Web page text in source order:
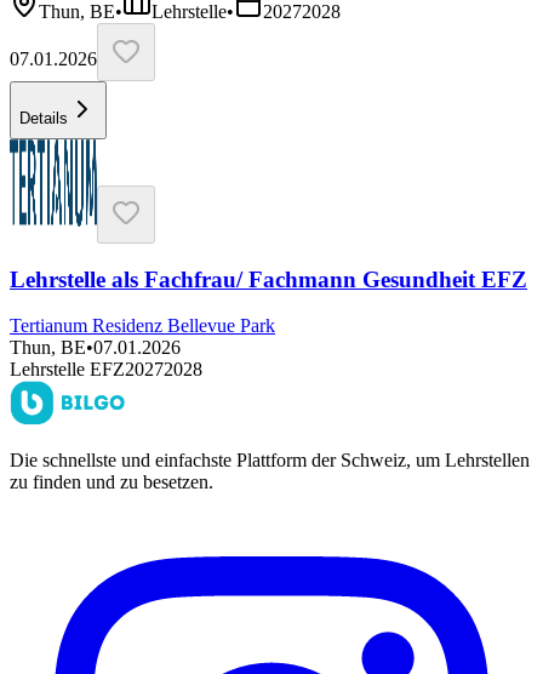
Thun, BE• Lehrstelle• 20272028
07.01.2026
Details
Lehrstelle als Fachfrau/ Fachmann Gesundheit EFZ
Tertianum Residenz Bellevue Park
Thun, BE•07.01.2026
Lehrstelle EFZ20272028
Die schnellste und einfachste Plattform der Schweiz, um Lehrstellen
zu finden und zu besetzen.